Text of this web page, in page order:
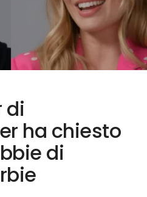
di
ha chiesto
di